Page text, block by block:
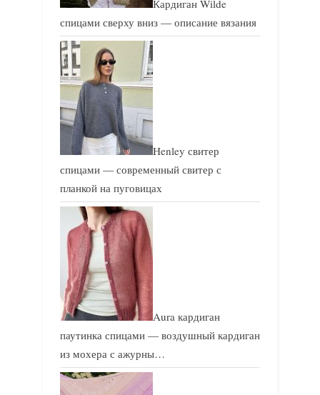
Кардиган Wilde
спицами сверху вниз — описание вязания
Henley свитер
спицами — современный свитер с
планкой на пуговицах
Aura кардиган
паутинка спицами — воздушный кардиган
из мохера с ажурны…